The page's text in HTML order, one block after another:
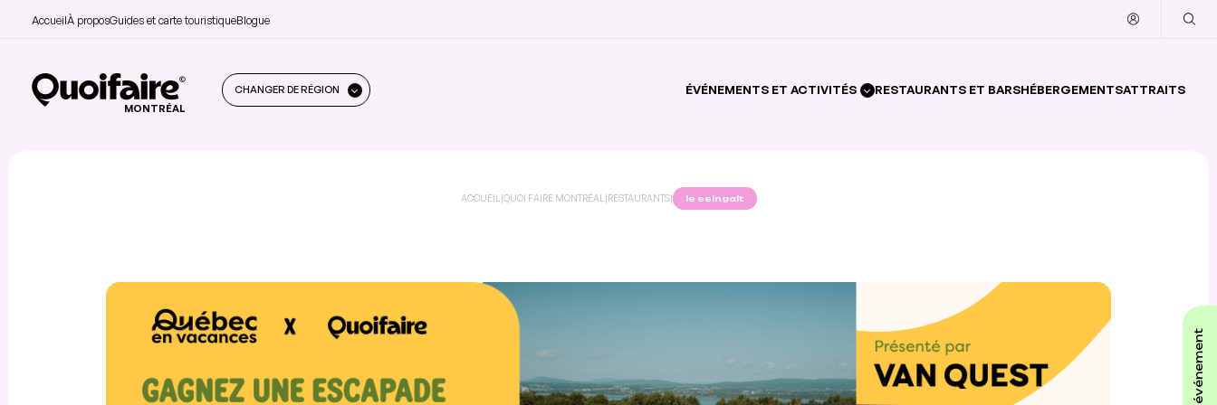
AccueilÀ proposGuides et carte touristiqueBlogue
MONTRÉAL
CHANGER DE RÉGION ÉVÉNEMENTS ET ACTIVITÉS RESTAURANTS ET BARSHÉBERGEMENTSATTRAITS
ACCUEIL |QUOI FAIRE MONTRÉAL |RESTAURANTS| le seingalt